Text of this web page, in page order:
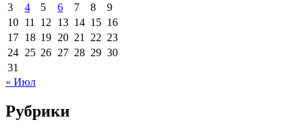
3
4 5 6 7 8
9
10 11 12 13 14 15 16
17 18 19 20 21 22 23
24 25 26 27 28 29 30
31
« Июл
Рубрики